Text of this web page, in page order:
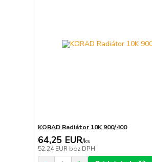
KORAD Radiátor 10K 900/400
64,25 EUR/ks
52,24 EUR bez DPH